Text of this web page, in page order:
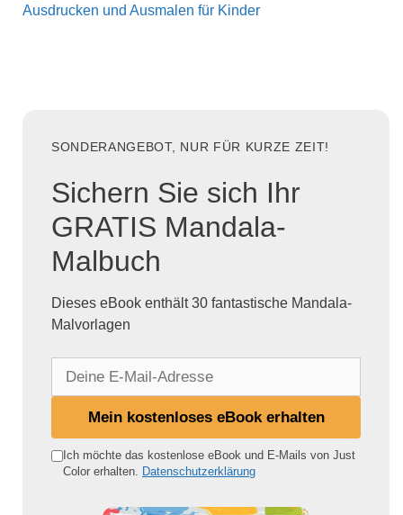
Ausdrucken und Ausmalen für Kinder
SONDERANGEBOT, NUR FÜR KURZE ZEIT!
Sichern Sie sich Ihr
GRATIS Mandala-
Malbuch
Dieses eBook enthält 30 fantastische Mandala-
Malvorlagen
e
Mein kostenloses eBook erhalten
Ich möchte das kostenlose eBook und E-Mails von Just
Color erhalten. Datenschutzerklärung